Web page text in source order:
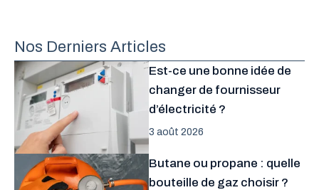
Nos Derniers Articles
Est-ce une bonne idée de
changer de fournisseur
d’électricité ?
3 août 2026
Butane ou propane : quelle
bouteille de gaz choisir ?